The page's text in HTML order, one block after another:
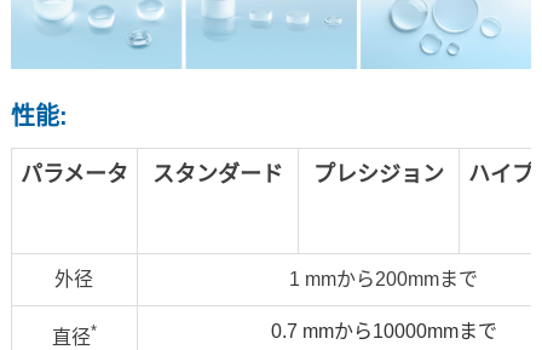
性能:
パラメータ スタンダード プレシジョン ハイプ
外径 1 mmから200mmまで
直径* 0.7 mmから10000mmまで